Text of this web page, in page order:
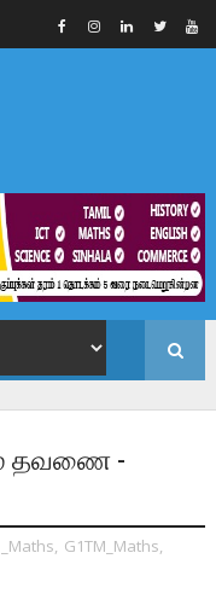
தவணை -
, G1TM_Maths,